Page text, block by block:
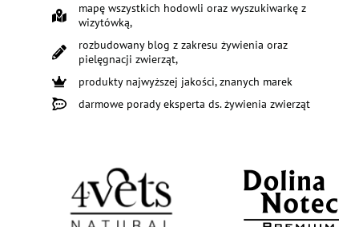
mapę wszystkich hodowli oraz wyszukiwarkę z
wizytówką,
rozbudowany blog z zakresu żywienia oraz
pielęgnacji zwierząt,
produkty najwyższej jakości, znanych marek
darmowe porady eksperta ds. żywienia zwierząt